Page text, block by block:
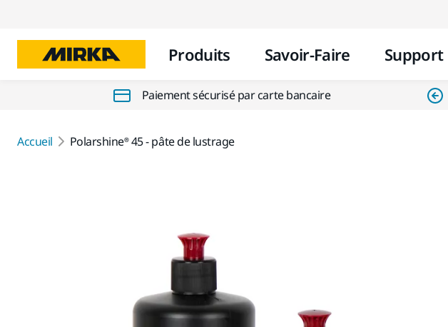
Produits Savoir-Faire Support
Paiement sécurisé par carte bancaire
Accueil Polarshine® 45 - pâte de lustrage